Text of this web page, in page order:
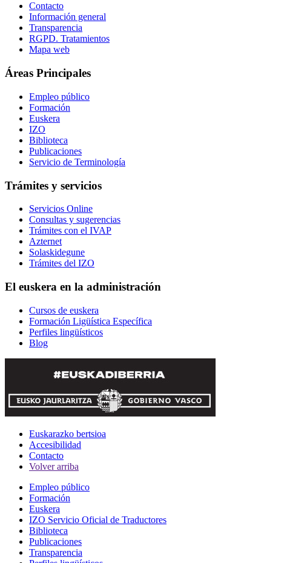
Contacto
Información general
Transparencia
RGPD. Tratamientos
Mapa web
Áreas Principales
Empleo público
Formación
Euskera
IZO
Biblioteca
Publicaciones
Servicio de Terminología
Trámites y servicios
Servicios Online
Consultas y sugerencias
Trámites con el IVAP
Azternet
Solaskidegune
Trámites del IZO
El euskera en la administración
Cursos de euskera
Formación Ligüística Específica
Perfiles lingüísticos
Blog
Euskarazko bertsioa
Accesibilidad
Contacto
Volver arriba
Empleo público
Formación
Euskera
IZO Servicio Oficial de Traductores
Biblioteca
Publicaciones
Transparencia